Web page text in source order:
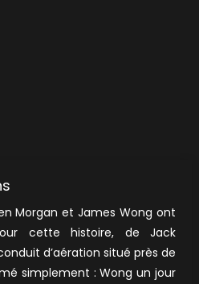
Morgan et James Wong ont
cette histoire, de Jack
d’aération situé près de
simplement : Wong un jour